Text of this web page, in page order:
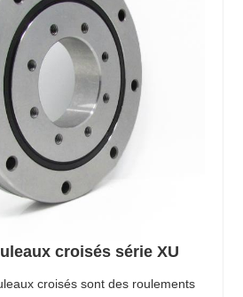
croisés série XU
croisés sont des roulements